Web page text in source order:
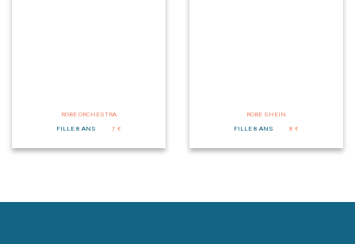
ROBE ORCHESTRA
FILLE 8 ANS
7 €
ROBE SHEIN
FILLE 8 ANS
8 €